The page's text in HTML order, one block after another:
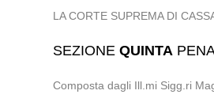
LA CORTE SUPREMA DI
SEZIONEQUINTA
Composta dagli Ill.mi Sigg.ri